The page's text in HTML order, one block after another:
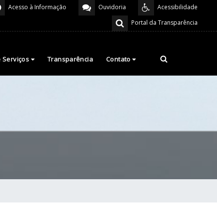
Acessibilidade
Ouvidoria
Acesso à Informação
Portal da Transparência
Serviços Transparência Contato